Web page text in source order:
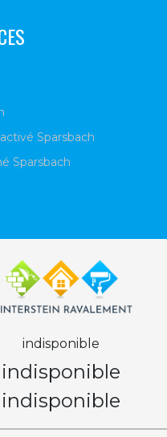
Sparsbach
Sparsbach
indisponible
indisponible
indisponible